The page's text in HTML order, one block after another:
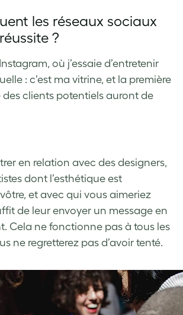
les réseaux sociaux
?
où j’essaie d’entretenir
: c’est ma vitrine, et la première
des clients potentiels auront de
en relation avec des designers,
dont l’esthétique est
et avec qui vous aimeriez
de leur envoyer un message en
Cela ne fonctionne pas à tous les
ne regretterez pas d’avoir tenté.